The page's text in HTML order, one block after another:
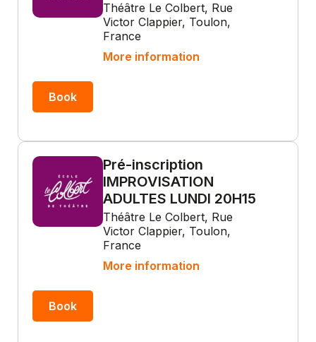
Théâtre Le Colbert, Rue
Victor Clappier, Toulon,
France
More information
Book
Pré-inscription
IMPROVISATION
ADULTES LUNDI 20H15
Théâtre Le Colbert, Rue
Victor Clappier, Toulon,
France
More information
Book